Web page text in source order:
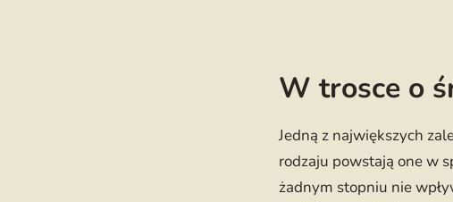
W trosce o
Jedną z największych
rodzaju powstają one w
żadnym stopniu nie